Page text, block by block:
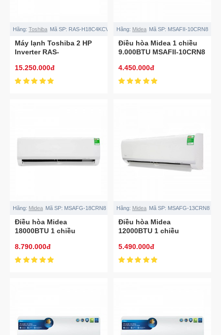
Hãng: Toshiba Mã SP: RAS-H18C4KCVG-V
Máy lạnh Toshiba 2 HP
Inverter RAS-
15.250.000đ
Hãng: Midea Mã SP: MSAFII-10CRN8
Điều hòa Midea 1 chiều
9.000BTU MSAFII-10CRN8
4.450.000đ
Hãng: Midea Mã SP: MSAFG-18CRN8
Điều hòa Midea
18000BTU 1 chiều
8.790.000đ
Hãng: Midea Mã SP: MSAFG-13CRN8
Điều hòa Midea
12000BTU 1 chiều
5.490.000đ